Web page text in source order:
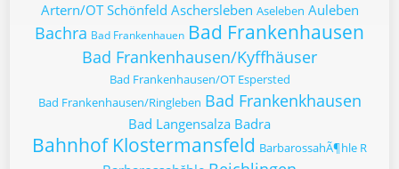
Artern/OT Schönfeld Aschersleben Aseleben Auleben
Bachra Bad Frankenhauen Bad Frankenhausen
Bad Frankenhausen/Kyffhäuser
Bad Frankenhausen/OT Espersted
Bad Frankenhausen/Ringleben Bad Frankenkhausen
Bad Langensalza Badra
Bahnhof Klostermansfeld BarbarossahÃ¶hle R